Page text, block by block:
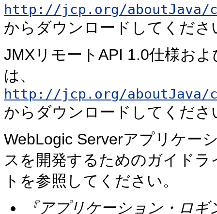
http://jcp.org/aboutJava/
からダウンロードしてくださ
JMXリモートAPI 1.0仕様お
は、
http://jcp.org/aboutJava/
からダウンロードしてくださ
WebLogic Serverアプリケー
スを開発するためのガイド
トを参照してください。
『アプリケーション・ロ